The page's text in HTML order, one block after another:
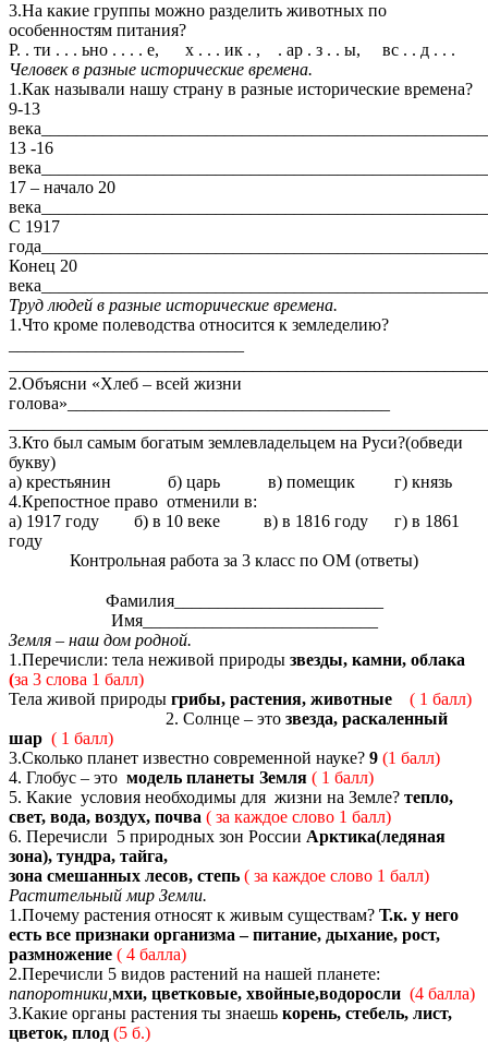
3.На какие группы можно разделить животных по
особенностям питания?
Р. . ти . . . ьно . . . . е, х . . . ик . , . ар . з . . ы, вс . . д . . .
Человек в разные исторические времена.
1.Как называли нашу страну в разные исторические времена?
9-13
13 -16
17 – начало 20
С 1917
Конец 20
Труд людей в разные исторические времена.
1.Что кроме полеводства относится к земледелию?
2.Объясни «Хлеб – всей жизни
голова»_____________________________________
3.Кто был самым богатым землевладельцем на Руси?(обведи
букву)
а) крестьянин б) царь в) помещик г) князь
4.Крепостное право отменили в:
а) 1917 году б) в 10 веке в) в 1816 году г) в 1861
году
Контрольная работа за 3 класс по ОМ (ответы)
Фамилия________________________
Имя___________________________
Земля – наш дом родной.
1.Перечисли: тела неживой природы звезды, камни, облака
(за 3 слова 1 балл)
Тела живой природы грибы, растения, животные
( 1 балл)
2. Солнце – это звезда, раскаленный
шар ( 1 балл)
3.Сколько планет известно современной науке? 9 (1 балл)
4. Глобус – это модель планеты Земля ( 1 балл)
5. Какие условия необходимы для жизни на Земле? тепло,
свет, вода, воздух, почва ( за каждое слово 1 балл)
6. Перечисли 5 природных зон России Арктика(ледяная
зона), тундра, тайга,
зона смешанных лесов, степь ( за каждое слово 1 балл)
Растительный мир Земли.
1.Почему растения относят к живым существам? Т.к. у него
есть все признаки организма – питание, дыхание, рост,
размножение ( 4 балла)
2.Перечисли 5 видов растений на нашей планете:
папоротники, мхи, цветковые, хвойные,водоросли (4 балла)
3.Какие органы растения ты знаешь корень, стебель, лист,
цветок, плод (5 б.)